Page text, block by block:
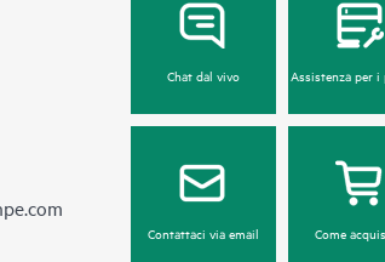
Chat dal vivo Assistenza per
Contattaci via email Come